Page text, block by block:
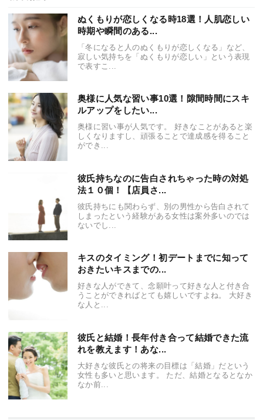
ぬくもりが恋しくなる時18選！人肌恋しい
時期や瞬間のある...
「冬になると人のぬくもりが恋しくなる」など、
寂しい気持ちを「ぬくもりが恋しい」という表現
で表すこ...
奥様に人気な習い事10選！隙間時間にスキ
ルアップをしたい...
奥様に習い事が人気です。 好きなことがあると楽
しくなりますし、頑張ることで達成感を得ること
ができ...
彼氏持ちなのに告白されちゃった時の対処
法１０個！【店員さ...
彼氏持ちにも関わらず、別の男性から告白されて
しまったという経験がある女性は案外多いのでは
ないでし...
キスのタイミング！初デートまでに知って
おきたいキスまでの...
好きな人ができて、念願叶って好きな人と付き合
うことができればとても嬉しいですよね。 大好き
な人と...
彼氏と結婚！長年付き合って結婚できた流
れを教えます！あな...
大好きな彼氏との将来の目標は「結婚」だという
女性も多いと思います。 ただ、結婚となるとなか
なか前...